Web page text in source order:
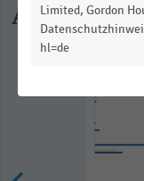
Limited, Gordon
hl=de